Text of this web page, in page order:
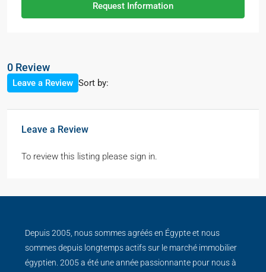
Request Information
0 Review
Sort by:
Leave a Review
Leave a Review
To review this listing please sign in.
Depuis 2005, nous sommes agréés en Égypte et nous
sommes depuis longtemps actifs sur le marché immobilier
égyptien. 2005 a été une année passionnante pour nous à